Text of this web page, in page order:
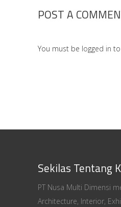
POST A
You must be logged in
Sekilas Tentang
PT Nusa Multi Dimensi
Architecture, Interior,